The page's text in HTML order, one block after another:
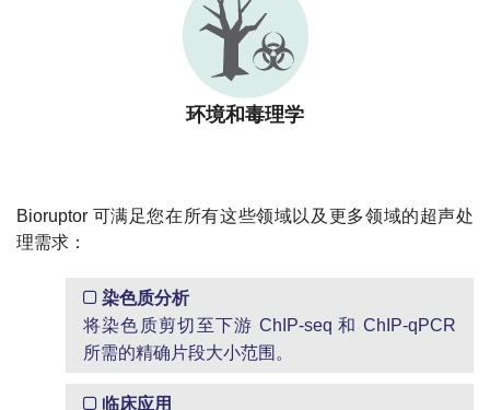
环境和毒理学
Bioruptor 可满足您在所有这些领域以及更多领域的超声处
理需求：
染色质分析
将染色质剪切至下游 ChIP-seq 和 ChIP-qPCR
所需的精确片段大小范围。
临床应用